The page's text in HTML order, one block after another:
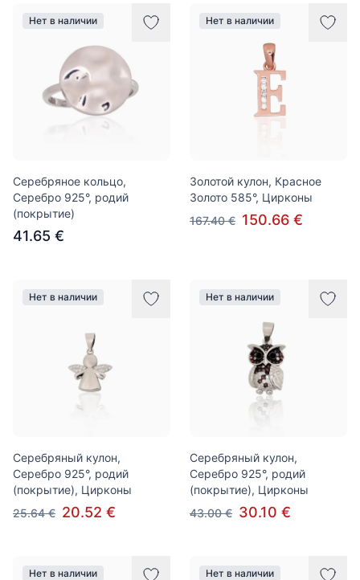
Нет в наличии
Серебряное кольцо,
Серебро 925°, родий
(покрытие)
41.65 €
Нет в наличии
Золотой кулон, Красное
Золото 585°, Цирконы
167.40 € 150.66 €
Нет в наличии
Серебряный кулон,
Серебро 925°, родий
(покрытие), Цирконы
25.64 € 20.52 €
Нет в наличии
Серебряный кулон,
Серебро 925°, родий
(покрытие), Цирконы
43.00 € 30.10 €
Нет в наличии Нет в наличии